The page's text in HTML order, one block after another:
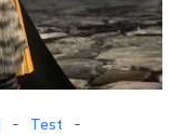
- Test -